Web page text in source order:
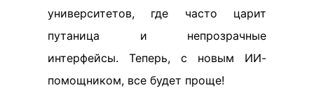
университетов, где часто царит
путаница и непрозрачные
интерфейсы. Теперь, с новым ИИ-
помощником, все будет проще!